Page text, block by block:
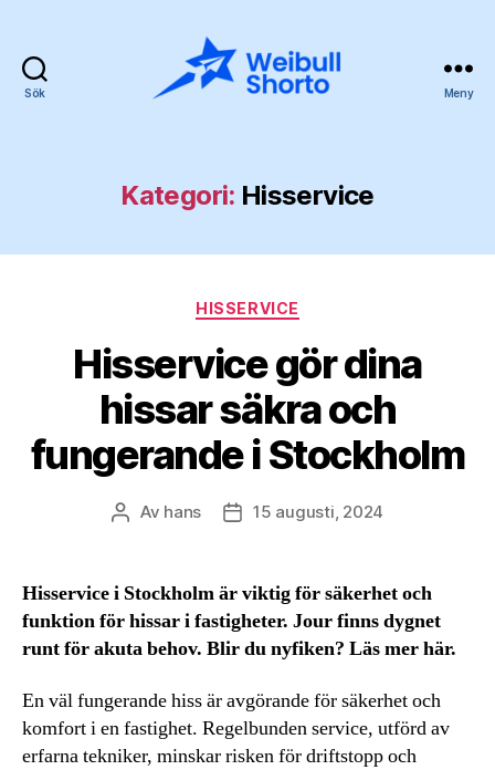
Sök Meny
Kategori: Hisservice
Kategorier
HISSERVICE
Hisservice gör dina
hissar säkra och
fungerande i Stockholm
Inläggsförfattare
Av hans Inläggsdatum
15 augusti, 2024
Hisservice i Stockholm är viktig för säkerhet och
funktion för hissar i fastigheter. Jour finns dygnet
runt för akuta behov. Blir du nyfiken? Läs mer här.
En väl fungerande hiss är avgörande för säkerhet och
komfort i en fastighet. Regelbunden service, utförd av
erfarna tekniker, minskar risken för driftstopp och